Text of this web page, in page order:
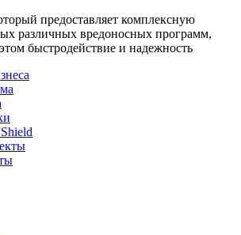
предоставляет комплексную
различных вредоносных программ,
быстродействие и надежность